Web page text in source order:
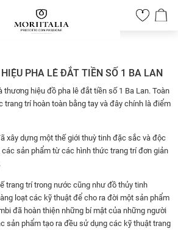
0
PHA LÊ ĐẮT TIỀN SỐ 1 BA LAN
thương hiệu đồ pha lê đắt tiền số 1 Ba Lan. Toàn
trang trí hoàn toàn bằng tay và đây chính là điểm
xây dựng một thế giới thuỳ tinh đặc sắc và độc
sản phẩm từ các hình thức trang trí đơn giản
trang trí trong nước cũng như đồ thủy tinh
loạt các kỹ thuật để cho ra đời một sản phẩm
đã hoàn thiện những bí mật của những người
sản phẩm tạo ra đều sử dụng các kỹ thuật trang